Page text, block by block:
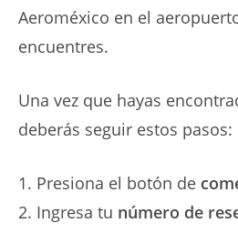
Aeroméxico en el
encuentres.
Una vez que hayas
deberás seguir estos pasos:
Presiona el botón de
Ingresa tu número de